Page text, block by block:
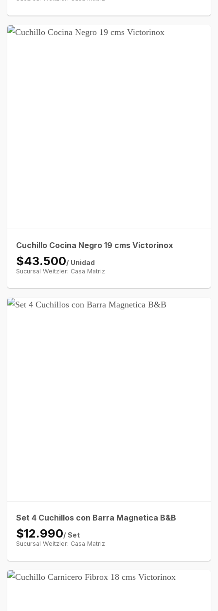
Cuchillo Cocina Negro 19 cms Victorinox
$43.500/ Unidad
Sucursal Weitzler: Casa Matriz
Set 4 Cuchillos con Barra Magnetica B&B
$12.990/ Set
Sucursal Weitzler: Casa Matriz